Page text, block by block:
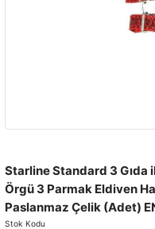
Starline Standard 3 Gıda
Örgü 3 Parmak Eldiven
Paslanmaz Çelik (Adet)
Stok Kodu